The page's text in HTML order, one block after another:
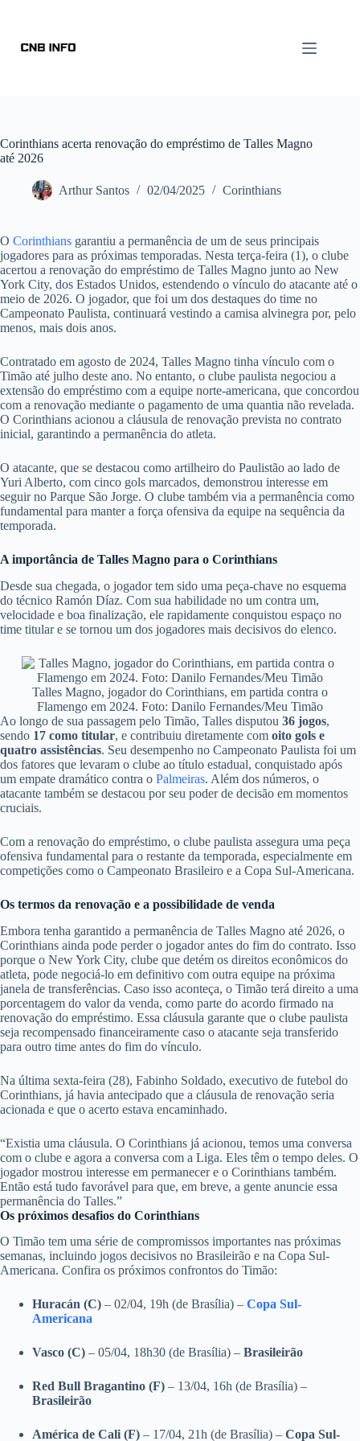
Corinthians acerta renovação do empréstimo de Talles Magno
até 2026
Arthur Santos 02/04/2025 Corinthians
O Corinthians garantiu a permanência de um de seus principais
jogadores para as próximas temporadas. Nesta terça-feira (1), o clube
acertou a renovação do empréstimo de Talles Magno junto ao New
York City, dos Estados Unidos, estendendo o vínculo do atacante até o
meio de 2026. O jogador, que foi um dos destaques do time no
Campeonato Paulista, continuará vestindo a camisa alvinegra por, pelo
menos, mais dois anos.
Contratado em agosto de 2024, Talles Magno tinha vínculo com o
Timão até julho deste ano. No entanto, o clube paulista negociou a
extensão do empréstimo com a equipe norte-americana, que concordou
com a renovação mediante o pagamento de uma quantia não revelada.
O Corinthians acionou a cláusula de renovação prevista no contrato
inicial, garantindo a permanência do atleta.
O atacante, que se destacou como artilheiro do Paulistão ao lado de
Yuri Alberto, com cinco gols marcados, demonstrou interesse em
seguir no Parque São Jorge. O clube também via a permanência como
fundamental para manter a força ofensiva da equipe na sequência da
temporada.
A importância de Talles Magno para o Corinthians
Desde sua chegada, o jogador tem sido uma peça-chave no esquema
do técnico Ramón Díaz. Com sua habilidade no um contra um,
velocidade e boa finalização, ele rapidamente conquistou espaço no
time titular e se tornou um dos jogadores mais decisivos do elenco.
Talles Magno, jogador do Corinthians, em partida contra o
Flamengo em 2024. Foto: Danilo Fernandes/Meu Timão
Ao longo de sua passagem pelo Timão, Talles disputou 36 jogos,
sendo 17 como titular, e contribuiu diretamente com oito gols e
quatro assistências. Seu desempenho no Campeonato Paulista foi um
dos fatores que levaram o clube ao título estadual, conquistado após
um empate dramático contra o Palmeiras. Além dos números, o
atacante também se destacou por seu poder de decisão em momentos
cruciais.
Com a renovação do empréstimo, o clube paulista assegura uma peça
ofensiva fundamental para o restante da temporada, especialmente em
competições como o Campeonato Brasileiro e a Copa Sul-Americana.
Os termos da renovação e a possibilidade de venda
Embora tenha garantido a permanência de Talles Magno até 2026, o
Corinthians ainda pode perder o jogador antes do fim do contrato. Isso
porque o New York City, clube que detém os direitos econômicos do
atleta, pode negociá-lo em definitivo com outra equipe na próxima
janela de transferências. Caso isso aconteça, o Timão terá direito a uma
porcentagem do valor da venda, como parte do acordo firmado na
renovação do empréstimo. Essa cláusula garante que o clube paulista
seja recompensado financeiramente caso o atacante seja transferido
para outro time antes do fim do vínculo.
Na última sexta-feira (28), Fabinho Soldado, executivo de futebol do
Corinthians, já havia antecipado que a cláusula de renovação seria
acionada e que o acerto estava encaminhado.
“Existia uma cláusula. O Corinthians já acionou, temos uma conversa
com o clube e agora a conversa com a Liga. Eles têm o tempo deles. O
jogador mostrou interesse em permanecer e o Corinthians também.
Então está tudo favorável para que, em breve, a gente anuncie essa
permanência do Talles.”
Os próximos desafios do Corinthians
O Timão tem uma série de compromissos importantes nas próximas
semanas, incluindo jogos decisivos no Brasileirão e na Copa Sul-
Americana. Confira os próximos confrontos do Timão:
Huracán (C) – 02/04, 19h (de Brasília) – Copa Sul-
Americana
Vasco (C) – 05/04, 18h30 (de Brasília) – Brasileirão
Red Bull Bragantino (F) – 13/04, 16h (de Brasília) –
Brasileirão
América de Cali (F) – 17/04, 21h (de Brasília) – Copa Sul-